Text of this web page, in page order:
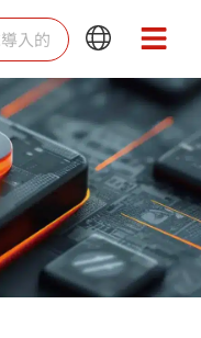
Main
Menu
Main
Menu